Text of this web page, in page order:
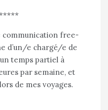
communication free-
d’un/e chargé/e de
temps partiel à
par semaine, et
de mes voyages.